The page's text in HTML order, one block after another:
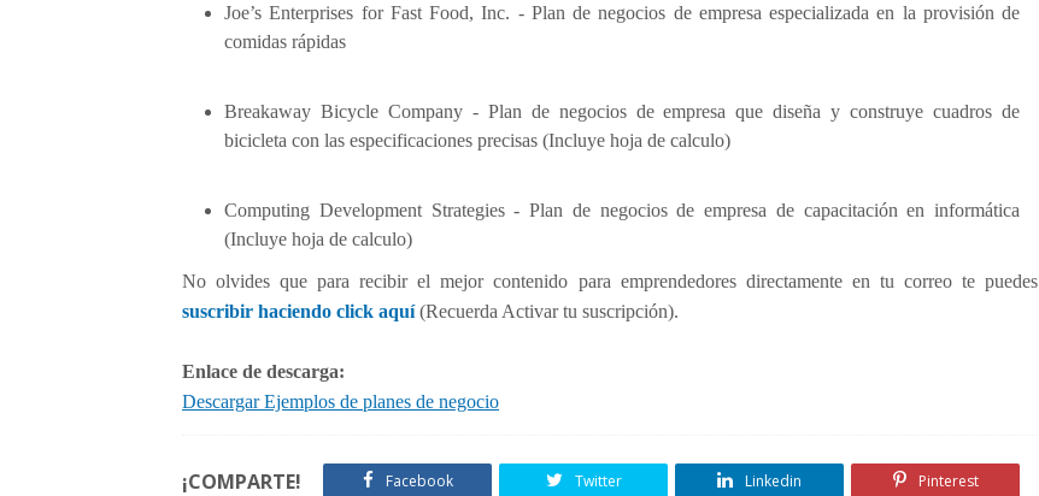
Joe’s Enterprises for Fast Food, Inc. - Plan de negocios de empresa especializada en la provisión de
comidas rápidas
Breakaway Bicycle Company - Plan de negocios de empresa que diseña y construye cuadros de
bicicleta con las especificaciones precisas (Incluye hoja de calculo)
Computing Development Strategies - Plan de negocios de empresa de capacitación en informática
(Incluye hoja de calculo)
No olvides que para recibir el mejor contenido para emprendedores directamente en tu correo te puedes
suscribir haciendo click aquí(Recuerda Activar tu suscripción).
Enlace de descarga:
Descargar Ejemplos de planes de negocio
¡COMPARTE! Facebook Twitter Linkedin Pinterest